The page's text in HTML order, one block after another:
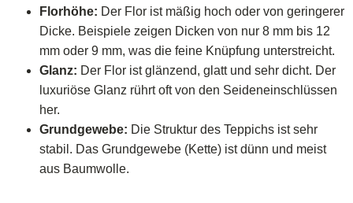
Florhöhe: Der Flor ist mäßig hoch oder von geringerer
Dicke. Beispiele zeigen Dicken von nur 8 mm bis 12
mm oder 9 mm, was die feine Knüpfung unterstreicht.
Glanz: Der Flor ist glänzend, glatt und sehr dicht. Der
luxuriöse Glanz rührt oft von den Seideneinschlüssen
her.
Grundgewebe: Die Struktur des Teppichs ist sehr
stabil. Das Grundgewebe (Kette) ist dünn und meist
aus Baumwolle.